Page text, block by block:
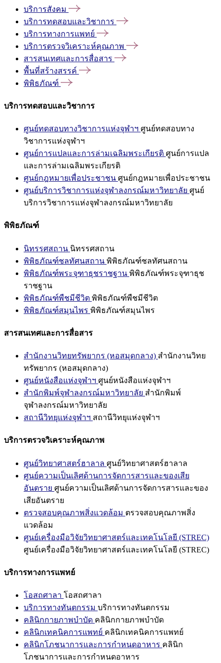
บริการสังคม
บริการทดสอบและวิชาการ
บริการทางการแพทย์
บริการตรวจวิเคราะห์คุณภาพ
สารสนเทศและการสื่อสาร
พื้นที่สร้างสรรค์
พิพิธภัณฑ์
บริการทดสอบและวิชาการ
ศูนย์ทดสอบทางวิชาการแห่งจุฬาฯ ศูนย์ทดสอบทาง
วิชาการแห่งจุฬาฯ
ศูนย์การแปลและการล่ามเฉลิมพระเกียรติ ศูนย์การแปล
และการล่ามเฉลิมพระเกียรติ
ศูนย์กฎหมายเพื่อประชาชน ศูนย์กฎหมายเพื่อประชาชน
ศูนย์บริการวิชาการแห่งจุฬาลงกรณ์มหาวิทยาลัย ศูนย์
บริการวิชาการแห่งจุฬาลงกรณ์มหาวิทยาลัย
พิพิธภัณฑ์
นิทรรศสถาน นิทรรศสถาน
พิพิธภัณฑ์ชลทัศนสถาน พิพิธภัณฑ์ชลทัศนสถาน
พิพิธภัณฑ์พระจุฑาธุชราชฐาน พิพิธภัณฑ์พระจุฑาธุช
ราชฐาน
พิพิธภัณฑ์พืชมีชีวิต พิพิธภัณฑ์พืชมีชีวิต
พิพิธภัณฑ์สมุนไพร พิพิธภัณฑ์สมุนไพร
สารสนเทศและการสื่อสาร
สำนักงานวิทยทรัพยากร (หอสมุดกลาง) สำนักงานวิทย
ทรัพยากร (หอสมุดกลาง)
ศูนย์หนังสือแห่งจุฬาฯ ศูนย์หนังสือแห่งจุฬาฯ
สำนักพิมพ์จุฬาลงกรณ์มหาวิทยาลัย สำนักพิมพ์
จุฬาลงกรณ์มหาวิทยาลัย
สถานีวิทยุแห่งจุฬาฯ สถานีวิทยุแห่งจุฬาฯ
บริการตรวจวิเคราะห์คุณภาพ
ศูนย์วิทยาศาสตร์ฮาลาล ศูนย์วิทยาศาสตร์ฮาลาล
ศูนย์ความเป็นเลิศด้านการจัดการสารและของเสีย
อันตราย ศูนย์ความเป็นเลิศด้านการจัดการสารและของ
เสียอันตราย
ตรวจสอบคุณภาพสิ่งแวดล้อม ตรวจสอบคุณภาพสิ่ง
แวดล้อม
ศูนย์เครื่องมือวิจัยวิทยาศาสตร์และเทคโนโลยี (STREC)
ศูนย์เครื่องมือวิจัยวิทยาศาสตร์และเทคโนโลยี (STREC)
บริการทางการแพทย์
โอสถศาลา โอสถศาลา
บริการทางทันตกรรม บริการทางทันตกรรม
คลินิกกายภาพบำบัด คลินิกกายภาพบำบัด
คลินิกเทคนิคการแพทย์ คลินิกเทคนิคการแพทย์
คลินิกโภชนาการและการกำหนดอาหาร คลินิก
โภชนาการและการกำหนดอาหาร